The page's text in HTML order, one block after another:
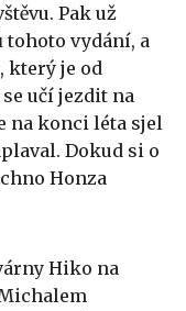
Pak už
vydání, a
který je od
učí jezdit na
na konci léta sjel
Dokud si o
Honza
Hiko na